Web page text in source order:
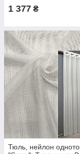
1 377 ₴
Тюль, нейлон